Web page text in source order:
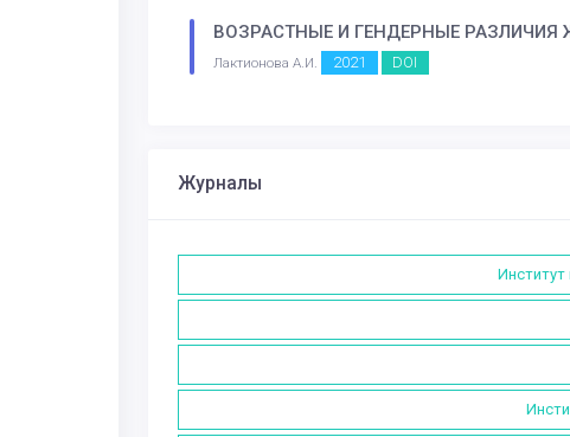
ВОЗРАСТНЫЕ И ГЕНДЕРНЫЕ РАЗЛИЧИЯ
Лактионова А.И. 2021 DOI
Журналы
Институт